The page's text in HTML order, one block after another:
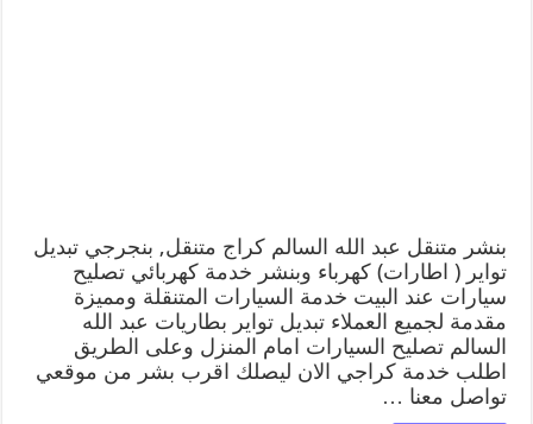
بنشر متنقل عبد الله السالم كراج متنقل, بنجرجي تبديل
تواير ( اطارات) كهرباء وبنشر خدمة كهربائي تصليح
سيارات عند البيت خدمة السيارات المتنقلة ومميزة
مقدمة لجميع العملاء تبديل تواير بطاريات عبد الله
السالم تصليح السيارات امام المنزل وعلى الطريق
اطلب خدمة كراجي الان ليصلك اقرب بشر من موقعي
تواصل معنا …